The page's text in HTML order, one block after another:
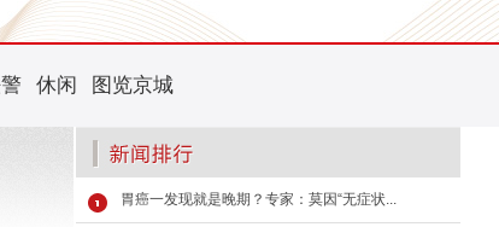
休闲 图览京城
胃癌一发现就是晚期？专家：莫因“无症状...